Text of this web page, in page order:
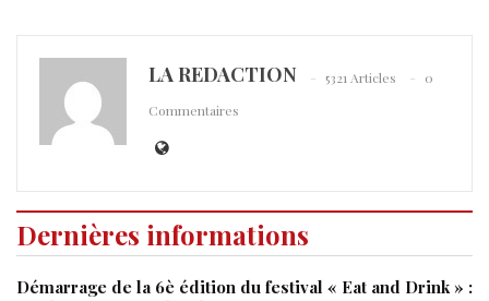
LA REDACTION 5321 Articles
0
Commentaires
Dernières informations
Démarrage de la 6è édition du festival « Eat and Drink » :